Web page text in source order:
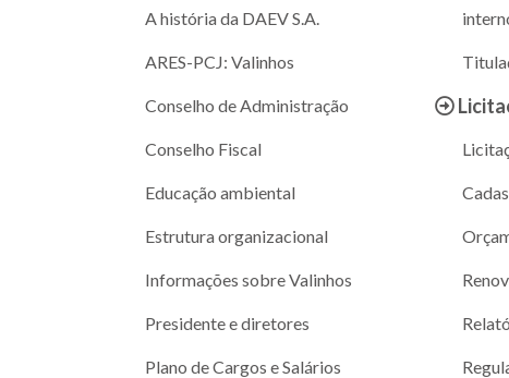
A história da DAEV S.A.
ARES-PCJ: Valinhos
Conselho de Administração
Conselho Fiscal
Educação ambiental
Estrutura organizacional
Informações sobre Valinhos
Presidente e diretores
Plano de Cargos e Salários